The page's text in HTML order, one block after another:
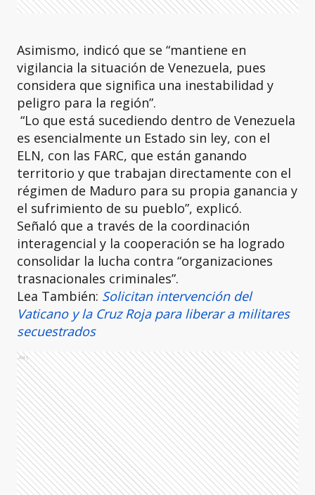
Asimismo, indicó que se “mantiene en
vigilancia la situación de Venezuela, pues
considera que significa una inestabilidad y
peligro para la región”.
“Lo que está sucediendo dentro de Venezuela
es esencialmente un Estado sin ley, con el
ELN, con las FARC, que están ganando
territorio y que trabajan directamente con el
régimen de Maduro para su propia ganancia y
el sufrimiento de su pueblo”, explicó.
Señaló que a través de la coordinación
interagencial y la cooperación se ha logrado
consolidar la lucha contra “organizaciones
trasnacionales criminales”.
Lea También: Solicitan intervención del
Vaticano y la Cruz Roja para liberar a militares
secuestrados
Ads